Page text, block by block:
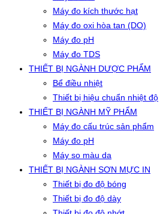
Máy đo kích thước hạt
Máy đo oxi hòa tan (DO)
Máy đo pH
Máy đo TDS
THIẾT BỊ NGÀNH DƯỢC PHẨM
Bể điều nhiệt
Thiết bị hiệu chuẩn nhiệt độ
THIẾT BỊ NGÀNH MỸ PHẨM
Máy đo cấu trúc sản phẩm
Máy đo pH
Máy so màu da
THIẾT BỊ NGÀNH SƠN MỰC IN
Thiết bị đo độ bóng
Thiết bị đo độ dày